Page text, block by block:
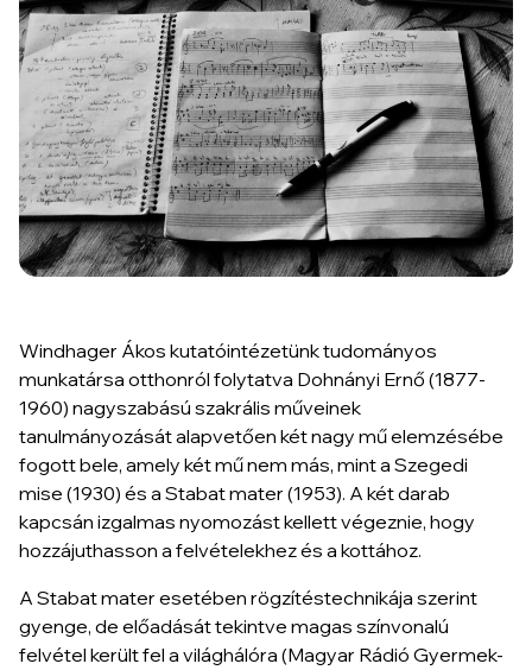
Windhager Ákos kutatóintézetünk tudományos
munkatársa otthonról folytatva Dohnányi Ernő (1877-
1960) nagyszabású szakrális műveinek
tanulmányozását alapvetően két nagy mű elemzésébe
fogott bele, amely két mű nem más, mint a Szegedi
mise (1930) és a Stabat mater (1953). A két darab
kapcsán izgalmas nyomozást kellett végeznie, hogy
hozzájuthasson a felvételekhez és a kottához.
A Stabat mater esetében rögzítéstechnikája szerint
gyenge, de előadását tekintve magas színvonalú
felvétel került fel a világhálóra (Magyar Rádió Gyermek-